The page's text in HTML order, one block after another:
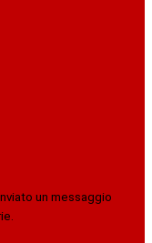
un messaggio